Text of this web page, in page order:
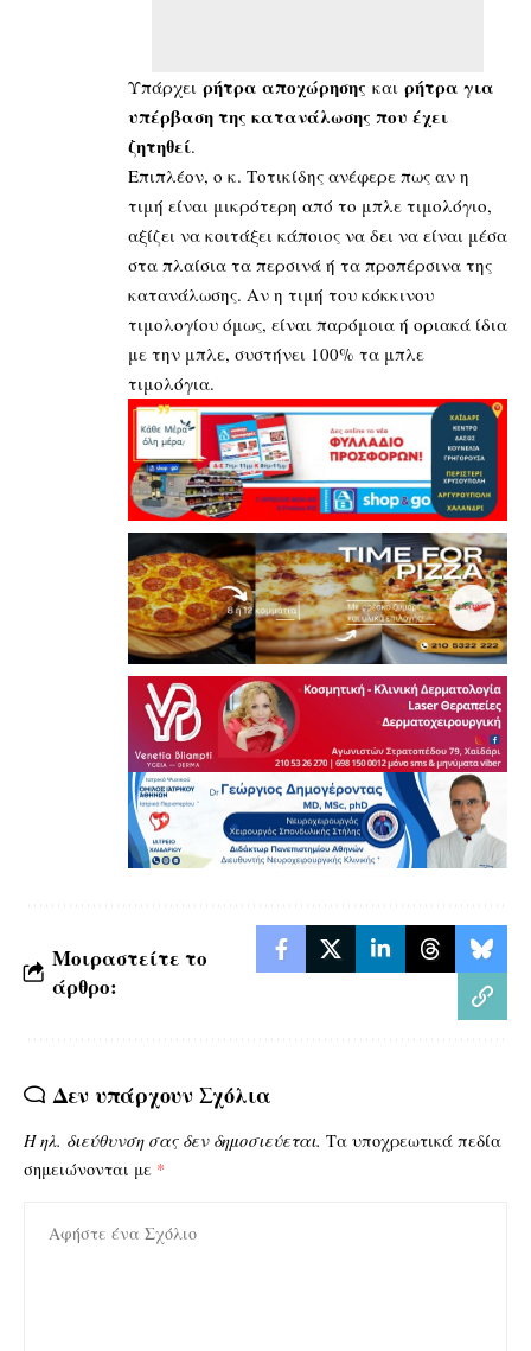
Υπάρχει ρήτρα αποχώρησης και ρήτρα για
υπέρβαση της κατανάλωσης που έχει
ζητηθεί.
Επιπλέον, ο κ. Τοτικίδης ανέφερε πως αν η
τιμή είναι μικρότερη από το μπλε τιμολόγιο,
αξίζει να κοιτάξει κάποιος να δει να είναι μέσα
στα πλαίσια τα περσινά ή τα προπέρσινα της
κατανάλωσης. Αν η τιμή του κόκκινου
τιμολογίου όμως, είναι παρόμοια ή οριακά ίδια
με την μπλε, συστήνει 100% τα μπλε
τιμολόγια.
Μοιραστείτε το
άρθρο:
Δεν υπάρχουν Σχόλια
Η ηλ. διεύθυνση σας δεν δημοσιεύεται. Τα υποχρεωτικά πεδία
σημειώνονται με *